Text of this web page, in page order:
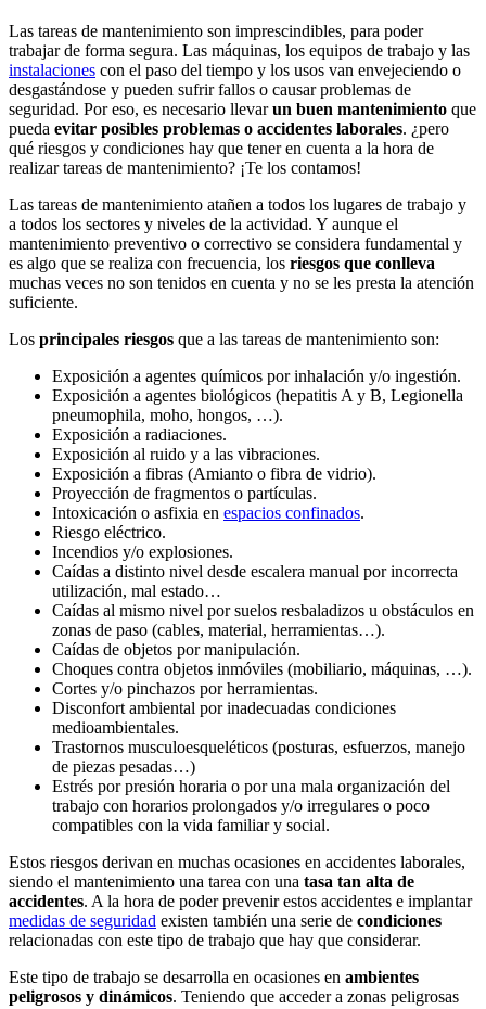
Las tareas de mantenimiento son imprescindibles, para poder
trabajar de forma segura. Las máquinas, los equipos de trabajo y las
instalaciones con el paso del tiempo y los usos van envejeciendo o
desgastándose y pueden sufrir fallos o causar problemas de
seguridad. Por eso, es necesario llevarun buen mantenimiento que
pueda evitar posibles problemas o accidentes laborales. ¿pero
qué riesgos y condiciones hay que tener en cuenta a la hora de
realizar tareas de mantenimiento? ¡Te los contamos!
Las tareas de mantenimiento atañen a todos los lugares de trabajo y
a todos los sectores y niveles de la actividad. Y aunque el
mantenimiento preventivo o correctivo se considera fundamental y
es algo que se realiza con frecuencia, los riesgos que conlleva
muchas veces no son tenidos en cuenta y no se les presta la atención
suficiente.
Los principales riesgos que a las tareas de mantenimiento son:
Exposición a agentes químicos por inhalación y/o ingestión.
Exposición a agentes biológicos (hepatitis A y B, Legionella
pneumophila, moho, hongos, …).
Exposición a radiaciones.
Exposición al ruido y a las vibraciones.
Exposición a fibras (Amianto o fibra de vidrio).
Proyección de fragmentos o partículas.
Intoxicación o asfixia en espacios confinados.
Riesgo eléctrico.
Incendios y/o explosiones.
Caídas a distinto nivel desde escalera manual por incorrecta
utilización, mal estado…
Caídas al mismo nivel por suelos resbaladizos u obstáculos en
zonas de paso (cables, material, herramientas…).
Caídas de objetos por manipulación.
Choques contra objetos inmóviles (mobiliario, máquinas, …).
Cortes y/o pinchazos por herramientas.
Disconfort ambiental por inadecuadas condiciones
medioambientales.
Trastornos musculoesqueléticos (posturas, esfuerzos, manejo
de piezas pesadas…)
Estrés por presión horaria o por una mala organización del
trabajo con horarios prolongados y/o irregulares o poco
compatibles con la vida familiar y social.
Estos riesgos derivan en muchas ocasiones en accidentes laborales,
siendo el mantenimiento una tarea con una tasa tan alta de
accidentes. A la hora de poder prevenir estos accidentes e implantar
medidas de seguridad existen también una serie de condiciones
relacionadas con este tipo de trabajo que hay que considerar.
Este tipo de trabajo se desarrolla en ocasiones en ambientes
peligrosos y dinámicos. Teniendo que acceder a zonas peligrosas